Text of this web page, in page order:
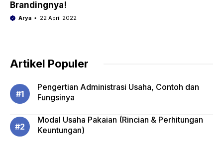
Brandingnya!
Arya 22 April 2022
Artikel Populer
Pengertian Administrasi Usaha, Contoh dan
Fungsinya
Modal Usaha Pakaian (Rincian & Perhitungan
Keuntungan)